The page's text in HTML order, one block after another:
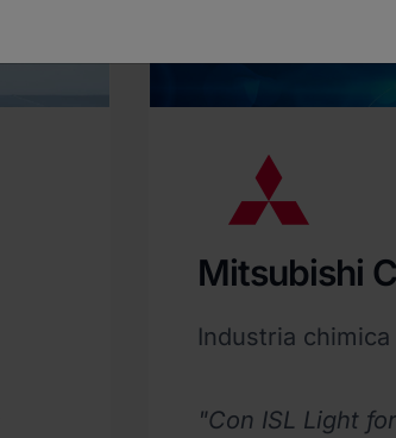
Mitsubishi
Industria chimica
"Con ISL Light